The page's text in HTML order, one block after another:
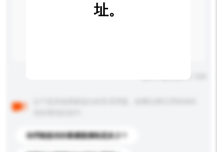
你們能提供的最優惠價格是多少？
址。